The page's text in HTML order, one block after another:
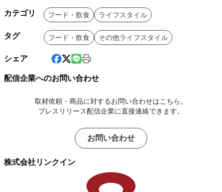
カテゴリ フード・飲食 ライフスタイル
タグ フード・飲食 その他ライフスタイル
シェア
配信企業へのお問い合わせ
取材依頼・商品に対するお問い合わせはこちら。
プレスリリース配信企業に直接連絡できます。
お問い合わせ
株式会社リンクイン